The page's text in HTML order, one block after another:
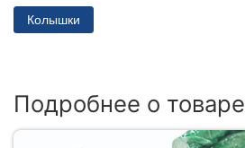
Колышки
Подробнее о товаре